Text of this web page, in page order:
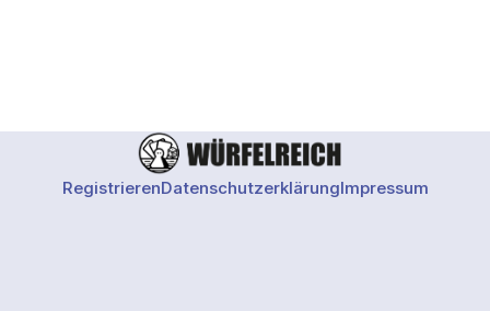
RegistrierenDatenschutzerklärungImpressum